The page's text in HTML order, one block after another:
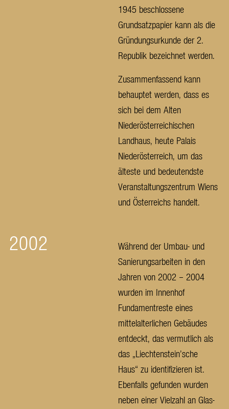
1945 beschlossene
Grundsatzpapier kann als die
Gründungsurkunde der 2.
Republik bezeichnet werden.
Zusammenfassend kann
behauptet werden, dass es
sich bei dem Alten
Niederösterreichischen
Landhaus, heute Palais
Niederösterreich, um das
älteste und bedeutendste
Veranstaltungszentrum Wiens
und Österreichs handelt.
2002
Während der Umbau- und
Sanierungsarbeiten in den
Jahren von 2002 – 2004
wurden im Innenhof
Fundamentreste eines
mittelalterlichen Gebäudes
entdeckt, das vermutlich als
das „Liechtenstein’sche
Haus“ zu identifizieren ist.
Ebenfalls gefunden wurden
neben einer Vielzahl an Glas-